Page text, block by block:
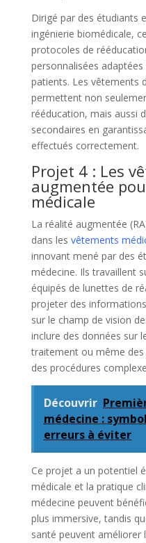
Dirigé par des étudiants
ingénierie biomédicale,
protocoles de
personnalisées
patients. Les vêtements
permettent non
rééducation, mais aussi
secondaires en
effectués correctement.
Projet 4 : Les
augmentée
médicale
La réalité augmentée
dans les vêtements
innovant mené par des
médecine. Ils travaillent
équipés de lunettes de
projeter des
sur le champ de vision
inclure des données sur
traitement ou même
des procédures
Découvrir
médecine :
erreurs à éviter
Ce projet a un potentiel
médicale et la pratique
médecine peuvent
plus immersive, tandis
santé peuvent améliorer